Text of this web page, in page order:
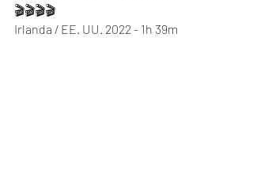
🎬🎬🎬🎬
Irlanda / EE. UU. 2022 - 1h 39m